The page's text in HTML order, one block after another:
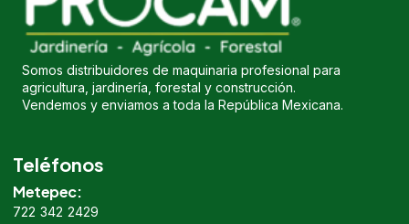
Somos distribuidores de maquinaria profesional para
agricultura, jardinería, forestal y construcción.
Vendemos y enviamos a toda la República Mexicana.
Teléfonos
Metepec:
722 342 2429